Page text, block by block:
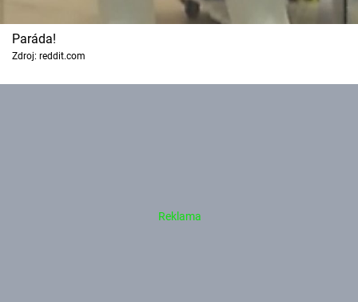
Paráda!
Zdroj: reddit.com